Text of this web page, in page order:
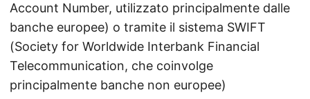
Account Number, utilizzato principalmente dalle
banche europee) o tramite il sistema SWIFT
(Society for Worldwide Interbank Financial
Telecommunication, che coinvolge
principalmente banche non europee)